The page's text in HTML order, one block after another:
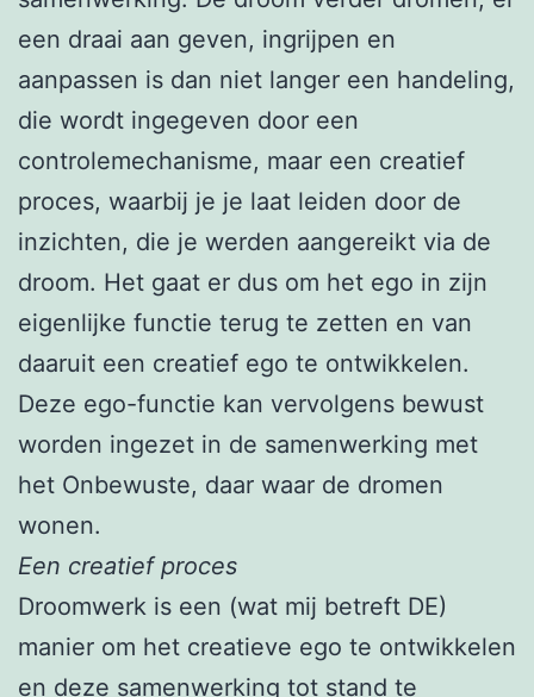
een draai aan geven, ingrijpen en
aanpassen is dan niet langer een handeling,
die wordt ingegeven door een
controlemechanisme, maar een creatief
proces, waarbij je je laat leiden door de
inzichten, die je werden aangereikt via de
droom. Het gaat er dus om het ego in zijn
eigenlijke functie terug te zetten en van
daaruit een creatief ego te ontwikkelen.
Deze ego-functie kan vervolgens bewust
worden ingezet in de samenwerking met
het Onbewuste, daar waar de dromen
wonen.
Een creatief proces
Droomwerk is een (wat mij betreft DE)
manier om het creatieve ego te ontwikkelen
en deze samenwerking tot stand te